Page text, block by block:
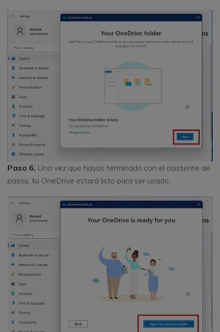
Paso 6. Una vez que hayas terminado con el asistente de
pasos, tu OneDrive estará listo para ser usado.